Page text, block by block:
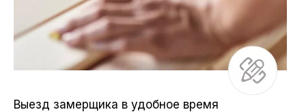
Выезд замерщика в удобное время